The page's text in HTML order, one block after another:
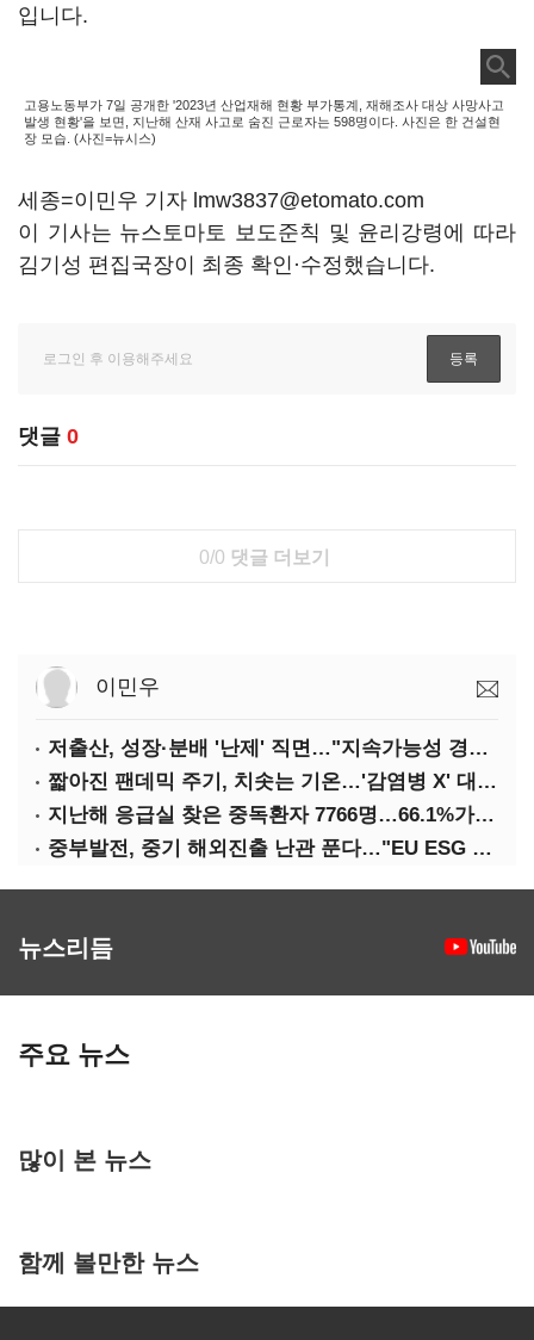
입니다.
고용노동부가 7일 공개한 '2023년 산업재해 현황 부가통계, 재해조사 대상 사망사고
발생 현황'을 보면, 지난해 산재 사고로 숨진 근로자는 598명이다. 사진은 한 건설현
장 모습. (사진=뉴시스)
세종=이민우 기자 lmw3837@etomato.com
이 기사는 뉴스토마토 보도준칙 및 윤리강령에 따라
김기성 편집국장이 최종 확인·수정했습니다.
댓글 0
0/0 댓글 더보기
이민우
저출산, 성장·분배 '난제' 직면…"지속가능성 경고등"
짧아진 팬데믹 주기, 치솟는 기온…'감염병 X' 대비해야
지난해 응급실 찾은 중독환자 7766명…66.1%가 '의도적 중독'
중부발전, 중기 해외진출 난관 푼다…"EU ESG 실사 공동 대응"
뉴스리듬
주요 뉴스
많이 본 뉴스
함께 볼만한 뉴스